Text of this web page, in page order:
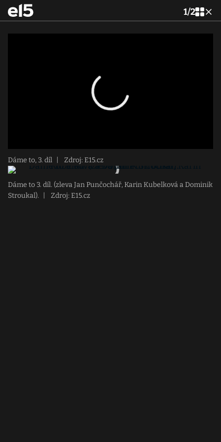
1/2
Dáme to, 3. díl Zdroj: E15.cz
Dáme to 3. díl. (zleva Jan Punčochář, Karin Kubelková a Dominik
Stroukal).
Zdroj: E15.cz